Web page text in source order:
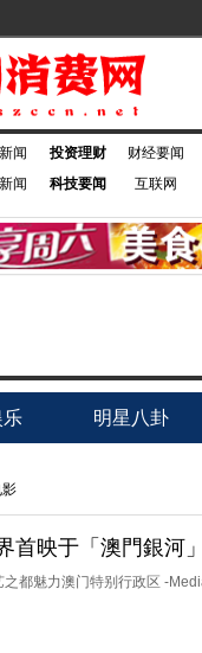
闻
闻
投资理财 财经要闻
科技要闻
互联网
乐 明星八卦
首映于「澳門銀河
都魅力澳门特别行政区 -